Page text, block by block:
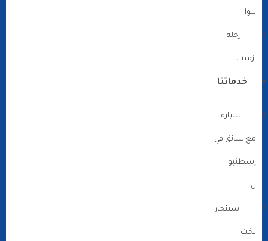
يلوا
رحلة
ازميت
خدماتنا
سيارة
مع سائق في
إسطنبو
ل
استئجار
يخت